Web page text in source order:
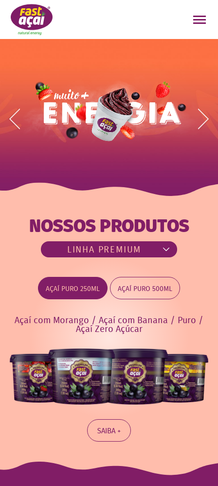
NOSSOS PRODUTOS
AÇAÍ PURO 250ML AÇAÍ PURO 500ML
Açaí com Morango / Açaí com Banana / Puro /
Açaí Zero Açúcar
SAIBA +